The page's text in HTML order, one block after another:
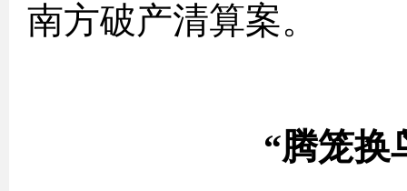
南方破产清算案。
“腾笼换